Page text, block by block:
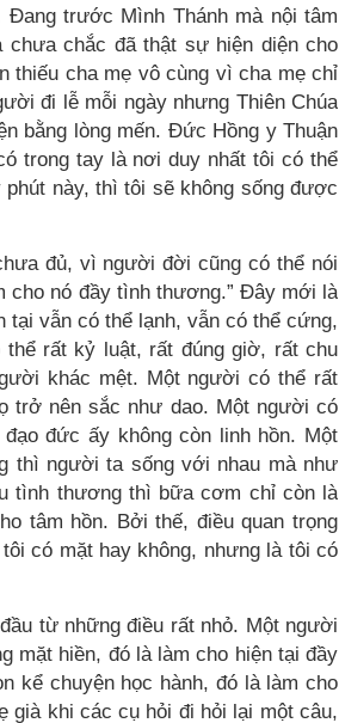
trước Mình Thánh mà nội tâm
chắc đã thật sự hiện diện cho
thiếu cha mẹ vô cùng vì cha mẹ chỉ
đi lễ mỗi ngày nhưng Thiên Chúa
bằng lòng mến. Đức Hồng y Thuận
trong tay là nơi duy nhất tôi có thể
này, thì tôi sẽ không sống được
đủ, vì người đời cũng có thể nói
cho nó đầy tình thương.” Đây mới là
vẫn có thể lạnh, vẫn có thể cứng,
rất kỷ luật, rất đúng giờ, rất chu
khác mệt. Một người có thể rất
trở nên sắc như dao. Một người có
đức ấy không còn linh hồn. Một
thì người ta sống với nhau mà như
tình thương thì bữa cơm chỉ còn là
tâm hồn. Bởi thế, điều quan trọng
có mặt hay không, nhưng là tôi có
từ những điều rất nhỏ. Một người
mặt hiền, đó là làm cho hiện tại đầy
kể chuyện học hành, đó là làm cho
già khi các cụ hỏi đi hỏi lại một câu,